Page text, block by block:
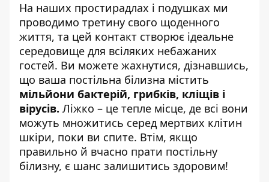
На наших простирадлах і подушках ми
проводимо третину свого щоденного
життя, та цей контакт створює ідеальне
середовище для всіляких небажаних
гостей. Ви можете жахнутися, дізнавшись,
що ваша постільна білизна містить
мільйони бактерій, грибків, кліщів і
вірусів. Ліжко – це тепле місце, де всі вони
можуть множитись серед мертвих клітин
шкіри, поки ви спите. Втім, якщо
правильно й вчасно прати постільну
білизну, є шанс залишитись здоровим!